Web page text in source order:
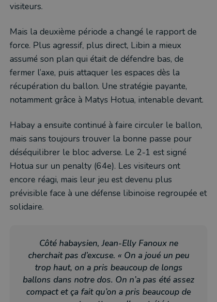
visiteurs.
Mais la deuxième période a changé le rapport de
force. Plus agressif, plus direct, Libin a mieux
assumé son plan qui était de défendre bas, de
fermer l’axe, puis attaquer les espaces dès la
récupération du ballon. Une stratégie payante,
notamment grâce à Matys Hotua, intenable devant.
Habay a ensuite continué à faire circuler le ballon,
mais sans toujours trouver la bonne passe pour
déséquilibrer le bloc adverse. Le 2-1 est signé
Hotua sur un penalty (64e). Les visiteurs ont
encore réagi, mais leur jeu est devenu plus
prévisible face à une défense libinoise regroupée et
solidaire.
Côté habaysien, Jean-Elly Fanoux ne
cherchait pas d’excuse. « On a joué un peu
trop haut, on a pris beaucoup de longs
ballons dans notre dos. On n’a pas été assez
compact et ça fait qu’on a pris beaucoup de